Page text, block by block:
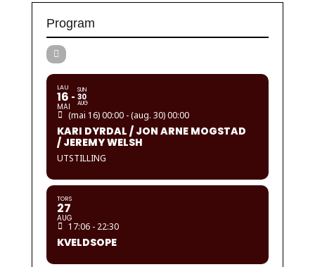
Program
LAU
16
MAI
SUN
30
AUG
(mai 16) 00:00 - (aug. 30) 00:00
KARI DYRDAL / JON ARNE MOGSTAD
/ JEREMY WELSH
UTSTILLING
TORS
27
AUG
17:06 - 22:30
KVELDSOPE